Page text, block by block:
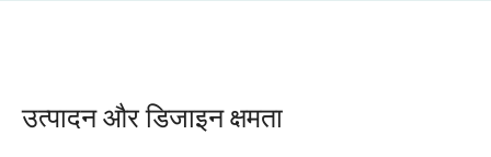
उत्पादन और डिजाइन क्षमता